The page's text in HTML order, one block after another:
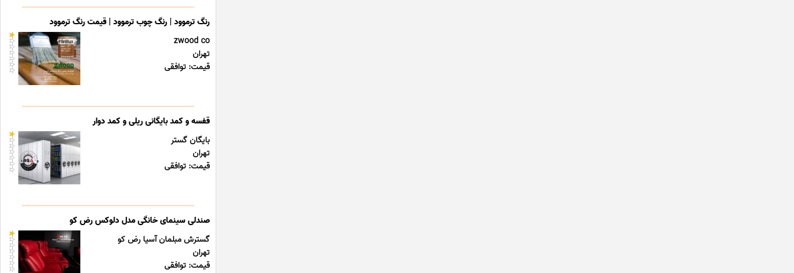
رنگ ترموود | رنگ چوب ترموود | قیمت رنگ ترموود
zwood co
تهران
قیمت: توافقی
قفسه و کمد بایگانی ریلی و کمد دوار
بایگان گستر
تهران
قیمت: توافقی
صندلی سینمای خانگی مدل دلوکس رض کو
گسترش مبلمان آسیا رض کو
تهران
قیمت: توافقی